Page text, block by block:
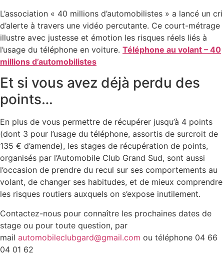
L’association « 40 millions d’automobilistes » a lancé un cri
d’alerte à travers une vidéo percutante. Ce court-métrage
illustre avec justesse et émotion les risques réels liés à
l’usage du téléphone en voiture. Téléphone au volant – 40
millions d’automobilistes
Et si vous avez déjà perdu des
points…
En plus de vous permettre de récupérer jusqu’à 4 points
(dont 3 pour l’usage du téléphone, assortis de surcroit de
135 € d’amende), les stages de récupération de points,
organisés par l’Automobile Club Grand Sud, sont aussi
l’occasion de prendre du recul sur ses comportements au
volant, de changer ses habitudes, et de mieux comprendre
les risques routiers auxquels on s’expose inutilement.
Contactez-nous pour connaître les prochaines dates de
stage ou pour toute question, par
mail automobileclubgard@gmail.com ou téléphone 04 66
04 01 62